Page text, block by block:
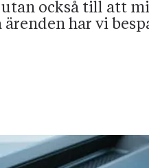
också till att
har vi